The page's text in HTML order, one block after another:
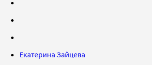
Екатерина Зайцева